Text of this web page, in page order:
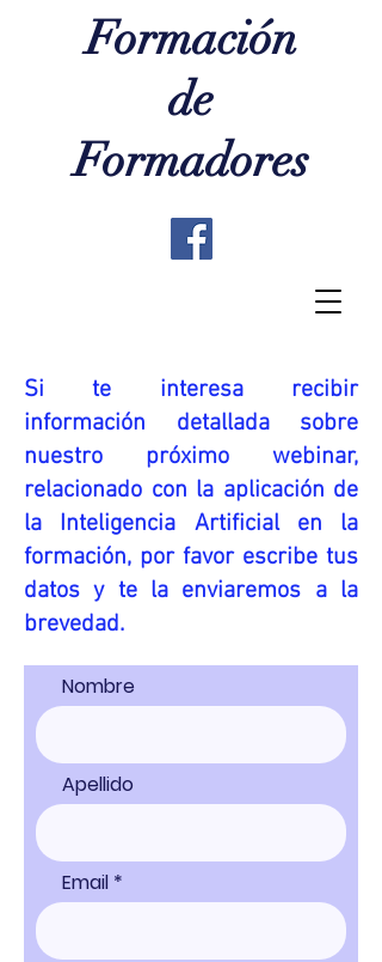
Formación
de
Formadores
Si te interesa recibir
información detallada sobre
nuestro próximo webinar,
relacionado con la aplicación de
la Inteligencia Artificial en la
formación, por favor escribe tus
datos y te la enviaremos a la
brevedad.
Nombre
Apellido
Email